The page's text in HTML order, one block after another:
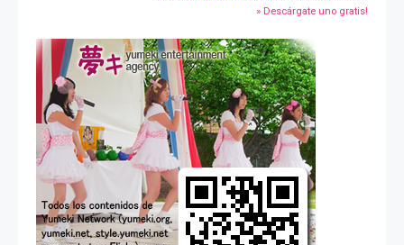
» Descárgate uno gratis!